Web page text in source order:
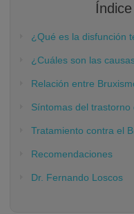
¿Qué es la disfunción
¿Cuáles son las
Relación entre
Síntomas del trastorno
Tratamiento contra el
Recomendaciones
Dr. Fernando Loscos